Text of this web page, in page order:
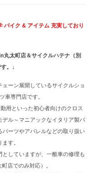
バイク & アイテム 充実しており
丸太町店＆サイクルハテナ（別
。↓
ーン展開しているサイクルショ
車専門店です。
用といった初心者向けのクロス
ル～マニアックなイタリア製バ
ーツやアパレルなどの取り扱い
す。
していますが、一般車の修理も
店でのみ対応）。